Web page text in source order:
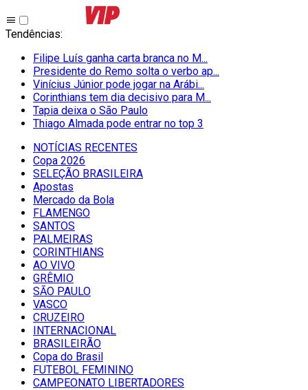
Tendências:
Filipe Luís ganha carta branca no M...
Presidente do Remo solta o verbo ap...
Vinícius Júnior pode jogar na Arábi...
Corinthians tem dia decisivo para M...
Tapia deixa o São Paulo
Thiago Almada pode entrar no top 3
NOTÍCIAS RECENTES
Copa 2026
SELEÇÃO BRASILEIRA
Apostas
Mercado da Bola
FLAMENGO
SANTOS
PALMEIRAS
CORINTHIANS
AO VIVO
GRÊMIO
SĀO PAULO
VASCO
CRUZEIRO
INTERNACIONAL
BRASILEIRÃO
Copa do Brasil
FUTEBOL FEMININO
CAMPEONATO LIBERTADORES